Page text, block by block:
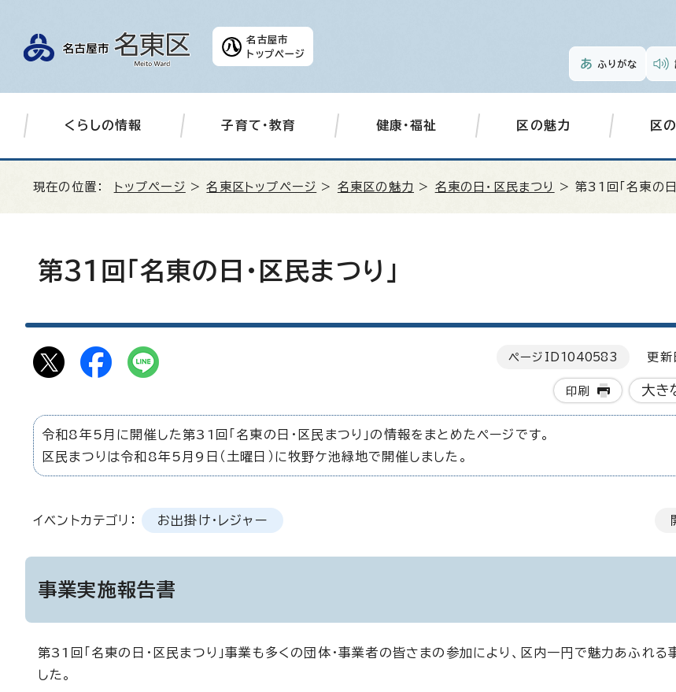
名古屋市
トップページ
ふりがな
くらしの情報 子育て・教育 健康・福祉 区の魅力 区
現在の位置： トップページ >名東区トップページ > 名東区の魅力 > 名東の日・区民まつり > 第31回「名東の日
第31回「名東の日・区民まつり」
ページID 1040583 更新
印刷 大き
令和8年5月に開催した第31回「名東の日・区民まつり」の情報をまとめたページです。
区民まつりは令和8年5月9日（土曜日）に牧野ケ池緑地で開催しました。
イベントカテゴリ： お出掛け・レジャー
事業実施報告書
第31回「名東の日・区民まつり」事業も多くの団体・事業者の皆さまの参加により、区内一円で魅力あふれる
した。